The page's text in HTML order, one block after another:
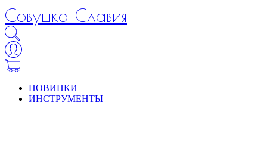
Совушка Славия
НОВИНКИ
ИНСТРУМЕНТЫ